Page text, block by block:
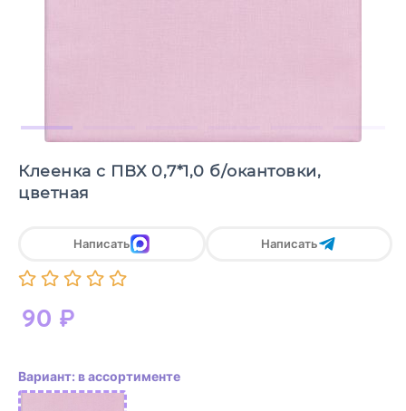
Клеенка с ПВХ 0,7*1,0 б/окантовки,
цветная
90 ₽
Написать Написать
Вариант: в ассортименте